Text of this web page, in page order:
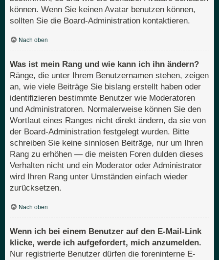
können. Wenn Sie keinen Avatar benutzen können,
sollten Sie die Board-Administration kontaktieren.
Nach oben
Was ist mein Rang und wie kann ich ihn ändern?
Ränge, die unter Ihrem Benutzernamen stehen, zeigen
an, wie viele Beiträge Sie bislang erstellt haben oder
identifizieren bestimmte Benutzer wie Moderatoren
und Administratoren. Normalerweise können Sie den
Wortlaut eines Ranges nicht direkt ändern, da sie von
der Board-Administration festgelegt wurden. Bitte
schreiben Sie keine sinnlosen Beiträge, nur um Ihren
Rang zu erhöhen — die meisten Foren dulden dieses
Verhalten nicht und ein Moderator oder Administrator
wird Ihren Rang unter Umständen einfach wieder
zurücksetzen.
Nach oben
Wenn ich bei einem Benutzer auf den E-Mail-Link
klicke, werde ich aufgefordert, mich anzumelden.
Nur registrierte Benutzer dürfen die foreninterne E-